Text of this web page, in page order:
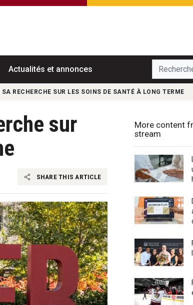
Actualités et annonces Recherche...
RECHERCHE SUR LES SOINS DE SANTÉ À LONG TERME
sur
SHARE THIS ARTICLE
More content
stream